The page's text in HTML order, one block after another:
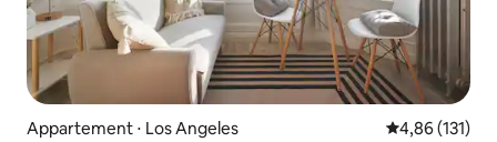
Appartement ⋅ Los Angeles Évaluation
4,86 (131)